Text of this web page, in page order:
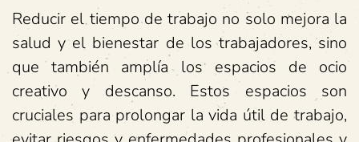
Reducir el tiempo de trabajo no solo mejora la
salud y el bienestar de los trabajadores, sino
que también amplía los espacios de ocio
creativo y descanso. Estos espacios son
cruciales para prolongar la vida útil de trabajo,